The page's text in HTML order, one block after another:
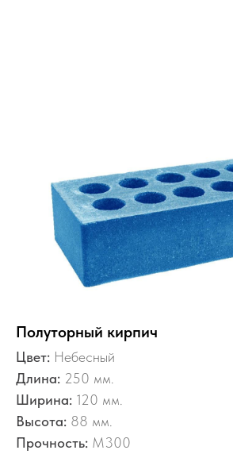
Полуторный кирпич
Цвет: Небесный
Длина: 250 мм.
Ширина: 120 мм.
Высота: 88 мм.
Прочность: M300